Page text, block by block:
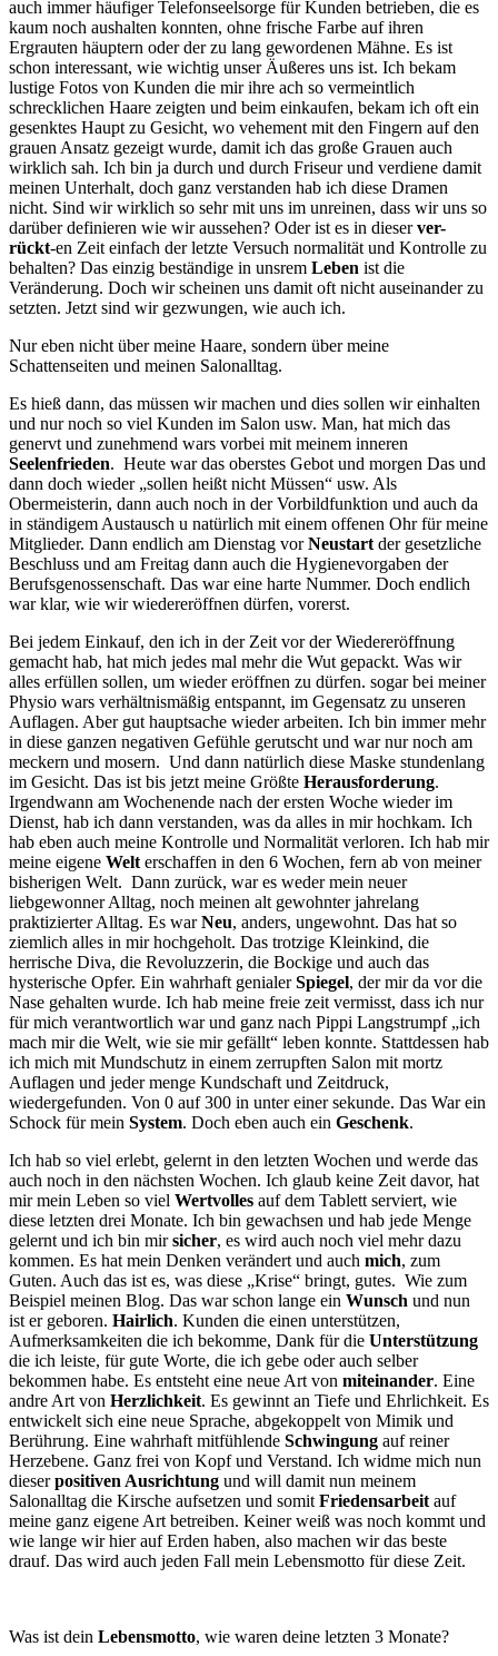
auch immer häufiger Telefonseelsorge für Kunden betrieben, die es
kaum noch aushalten konnten, ohne frische Farbe auf ihren
Ergrauten häuptern oder der zu lang gewordenen Mähne. Es ist
schon interessant, wie wichtig unser Äußeres uns ist. Ich bekam
lustige Fotos von Kunden die mir ihre ach so vermeintlich
schrecklichen Haare zeigten und beim einkaufen, bekam ich oft ein
gesenktes Haupt zu Gesicht, wo vehement mit den Fingern auf den
grauen Ansatz gezeigt wurde, damit ich das große Grauen auch
wirklich sah. Ich bin ja durch und durch Friseur und verdiene damit
meinen Unterhalt, doch ganz verstanden hab ich diese Dramen
nicht. Sind wir wirklich so sehr mit uns im unreinen, dass wir uns so
darüber definieren wie wir aussehen? Oder ist es in dieserver-
rückt-en Zeit einfach der letzte Versuch normalität und Kontrolle zu
behalten? Das einzig beständige in unsrem Leben ist die
Veränderung. Doch wir scheinen uns damit oft nicht auseinander zu
setzten. Jetzt sind wir gezwungen, wie auch ich.
Nur eben nicht über meine Haare, sondern über meine
Schattenseiten und meinen Salonalltag.
Es hieß dann, das müssen wir machen und dies sollen wir einhalten
und nur noch so viel Kunden im Salon usw. Man, hat mich das
genervt und zunehmend wars vorbei mit meinem inneren
Seelenfrieden. Heute war das oberstes Gebot und morgen Das und
dann doch wieder „sollen heißt nicht Müssen“ usw. Als
Obermeisterin, dann auch noch in der Vorbildfunktion und auch da
in ständigem Austausch u natürlich mit einem offenen Ohr für meine
Mitglieder. Dann endlich am Dienstag vorNeustart der gesetzliche
Beschluss und am Freitag dann auch die Hygienevorgaben der
Berufsgenossenschaft. Das war eine harte Nummer. Doch endlich
war klar, wie wir wiedereröffnen dürfen, vorerst.
Bei jedem Einkauf, den ich in der Zeit vor der Wiedereröffnung
gemacht hab, hat mich jedes mal mehr die Wut gepackt. Was wir
alles erfüllen sollen, um wieder eröffnen zu dürfen. sogar bei meiner
Physio wars verhältnismäßig entspannt, im Gegensatz zu unseren
Auflagen. Aber gut hauptsache wieder arbeiten. Ich bin immer mehr
in diese ganzen negativen Gefühle gerutscht und war nur noch am
meckern und mosern. Und dann natürlich diese Maske stundenlang
im Gesicht. Das ist bis jetzt meine Größte Herausforderung.
Irgendwann am Wochenende nach der ersten Woche wieder im
Dienst, hab ich dann verstanden, was da alles in mir hochkam. Ich
hab eben auch meine Kontrolle und Normalität verloren. Ich hab mir
meine eigene Welt erschaffen in den 6 Wochen, fern ab von meiner
bisherigen Welt. Dann zurück, war es weder mein neuer
liebgewonner Alltag, noch meinen alt gewohnter jahrelang
praktizierter Alltag. Es warNeu, anders, ungewohnt. Das hat so
ziemlich alles in mir hochgeholt. Das trotzige Kleinkind, die
herrische Diva, die Revoluzzerin, die Bockige und auch das
hysterische Opfer. Ein wahrhaft genialerSpiegel, der mir da vor die
Nase gehalten wurde. Ich hab meine freie zeit vermisst, dass ich nur
für mich verantwortlich war und ganz nach Pippi Langstrumpf „ich
mach mir die Welt, wie sie mir gefällt“ leben konnte. Stattdessen hab
ich mich mit Mundschutz in einem zerrupften Salon mit mortz
Auflagen und jeder menge Kundschaft und Zeitdruck,
wiedergefunden. Von 0 auf 300 in unter einer sekunde. Das War ein
Schock für mein System. Doch eben auch ein Geschenk.
Ich hab so viel erlebt, gelernt in den letzten Wochen und werde das
auch noch in den nächsten Wochen. Ich glaub keine Zeit davor, hat
mir mein Leben so viel Wertvolles auf dem Tablett serviert, wie
diese letzten drei Monate. Ich bin gewachsen und hab jede Menge
gelernt und ich bin mirsicher, es wird auch noch viel mehr dazu
kommen. Es hat mein Denken verändert und auch mich, zum
Guten. Auch das ist es, was diese „Krise“ bringt, gutes. Wie zum
Beispiel meinen Blog. Das war schon lange ein Wunsch und nun
ist er geboren. Hairlich. Kunden die einen unterstützen,
Aufmerksamkeiten die ich bekomme, Dank für die Unterstützung
die ich leiste, für gute Worte, die ich gebe oder auch selber
bekommen habe. Es entsteht eine neue Art von miteinander. Eine
andre Art von Herzlichkeit. Es gewinnt an Tiefe und Ehrlichkeit. Es
entwickelt sich eine neue Sprache, abgekoppelt von Mimik und
Berührung. Eine wahrhaft mitfühlende Schwingung auf reiner
Herzebene. Ganz frei von Kopf und Verstand. Ich widme mich nun
dieserpositiven Ausrichtung und will damit nun meinem
Salonalltag die Kirsche aufsetzen und somit Friedensarbeit auf
meine ganz eigene Art betreiben. Keiner weiß was noch kommt und
wie lange wir hier auf Erden haben, also machen wir das beste
drauf. Das wird auch jeden Fall mein Lebensmotto für diese Zeit.
Was ist dein Lebensmotto, wie waren deine letzten 3 Monate?